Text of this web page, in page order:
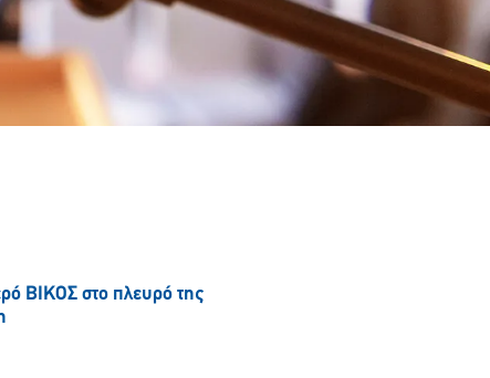
ΒΙΚΟΣ στο πλευρό της